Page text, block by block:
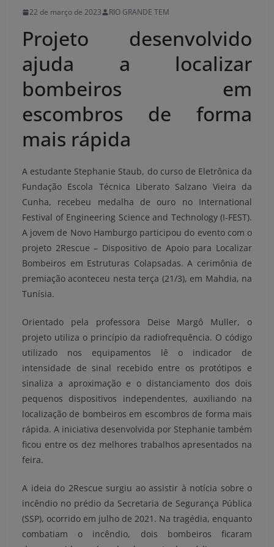
22 de março de 2023 RIO GRANDE TEM
Projeto desenvolvido
ajuda a localizar
bombeiros em
escombros de forma
mais rápida
A estudante Stephanie Staub, do curso de Eletrônica da
Fundação Escola Técnica Liberato Salzano Vieira da
Cunha, recebeu medalha de ouro no International
Festival of Engineering Science and Technology (I-FEST).
A jovem de Novo Hamburgo participou do evento com o
projeto 2Rescue – Dispositivo de Apoio para Localizar
Bombeiros em Estruturas Colapsadas. A cerimônia de
premiação aconteceu nesta terça (21/3), em Mahdia, na
Tunísia.
Orientado pela professora Deise Margô Muller, o
projeto utiliza o princípio da radiofrequência. O código
utilizado nos equipamentos lê o indicador de
intensidade de sinal recebido entre os protótipos e
sinaliza a aproximação e o distanciamento dos dois
pequenos dispositivos independentes, auxiliando na
localização de bombeiros em escombros de forma mais
rápida. A iniciativa desenvolvida por Stephanie também
ficou entre os dez melhores trabalhos apresentados na
feira.
A ideia do 2Rescue surgiu ao assistir à notícia sobre o
incêndio no prédio da Secretaria de Segurança Pública
(SSP), ocorrido em julho de 2021. Na tragédia, enquanto
combatiam o incêndio, dois bombeiros ficaram